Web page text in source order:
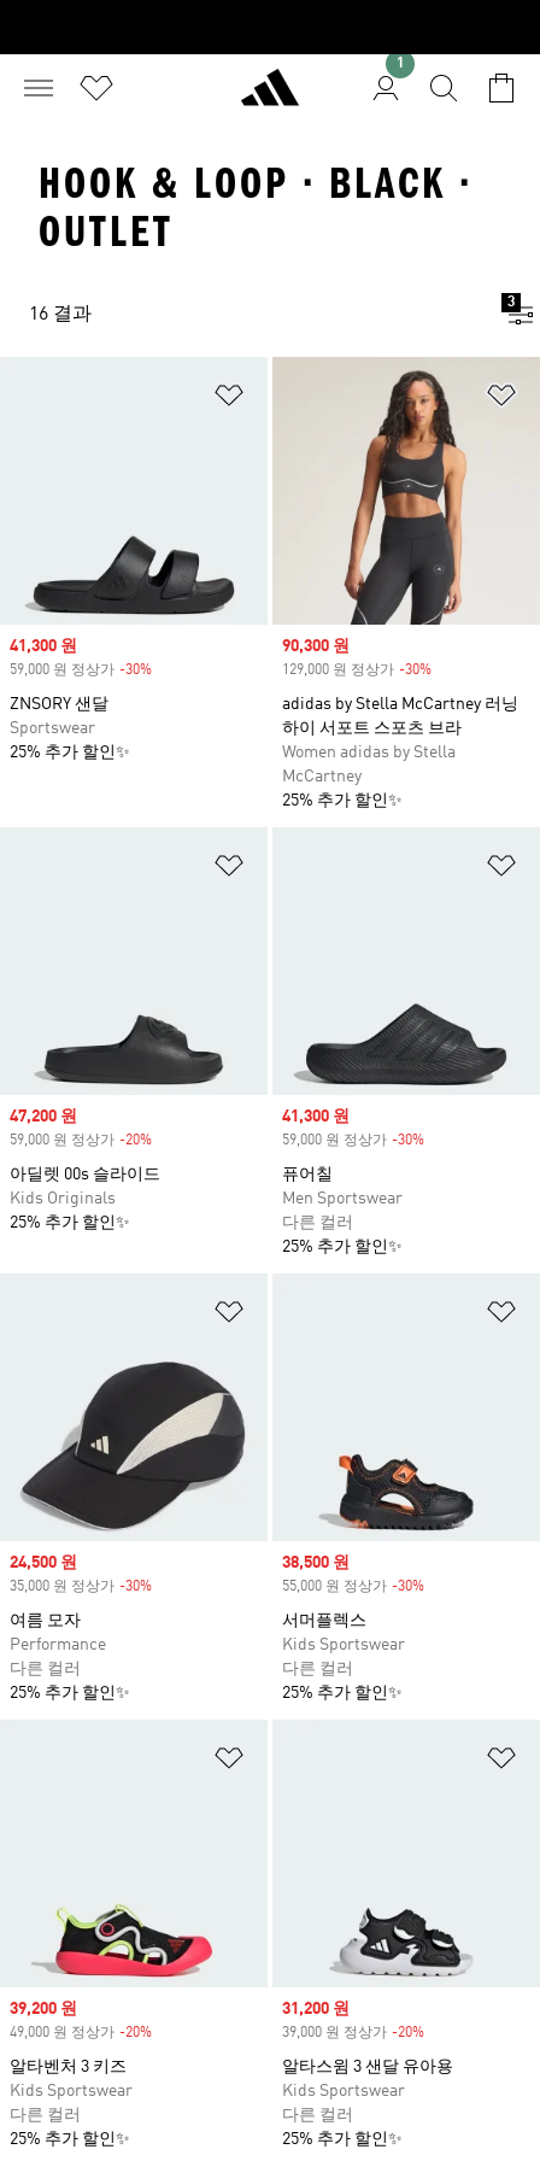
HOOK & LOOP · BLACK ·
OUTLET
16 결과
3
Sale price
41,300 원
59,000 원 정상가 -30%
ZNSORY 샌달
Sportswear
25% 추가 할인✨
Sale price
90,300 원
129,000 원 정상가 -30%
adidas by Stella McCartney 러닝
하이 서포트 스포츠 브라
Women adidas by Stella
McCartney
25% 추가 할인✨
Sale price
47,200 원
59,000 원 정상가 -20%
아딜렛 00s 슬라이드
Kids Originals
25% 추가 할인✨
Sale price
41,300 원
59,000 원 정상가 -30%
퓨어칠
Men Sportswear
다른 컬러
25% 추가 할인✨
Sale price
24,500 원
35,000 원 정상가 -30%
여름 모자
Performance
다른 컬러
25% 추가 할인✨
Sale price
38,500 원
55,000 원 정상가 -30%
서머플렉스
Kids Sportswear
다른 컬러
25% 추가 할인✨
Sale price
39,200 원
49,000 원 정상가 -20%
알타벤처 3 키즈
Kids Sportswear
다른 컬러
25% 추가 할인✨
Sale price
31,200 원
39,000 원 정상가 -20%
알타스윔 3 샌달 유아용
Kids Sportswear
다른 컬러
25% 추가 할인✨